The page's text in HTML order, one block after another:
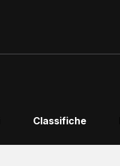
Classifiche